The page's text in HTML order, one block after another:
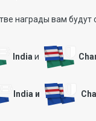
награды вам
ndiaи
India и